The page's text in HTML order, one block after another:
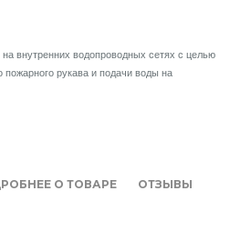
внутренних водопроводных сетях с целью
пожарного рукава и подачи воды на
О ТОВАРЕ ОТЗЫВЫ